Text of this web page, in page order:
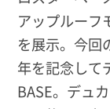
アップルーフ
を展示。今回
年を記念して
BASE。デュ